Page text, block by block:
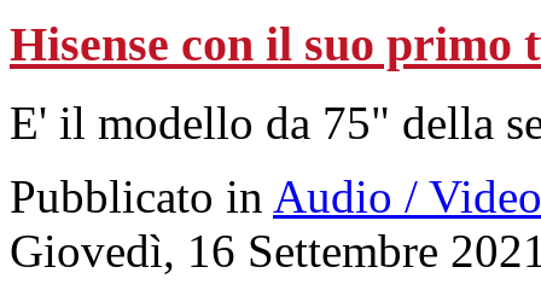
Hisense con il suo
E' il modello da 75" della
Pubblicato in Audio / Video
Giovedì, 16 Settembre